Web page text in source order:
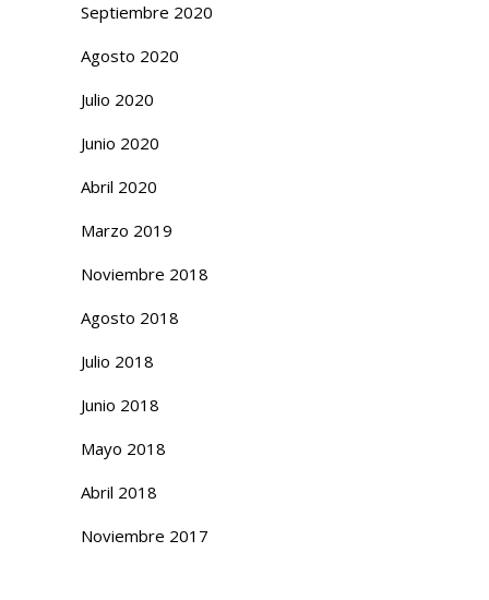
Septiembre 2020
Agosto 2020
Julio 2020
Junio 2020
Abril 2020
Marzo 2019
Noviembre 2018
Agosto 2018
Julio 2018
Junio 2018
Mayo 2018
Abril 2018
Noviembre 2017